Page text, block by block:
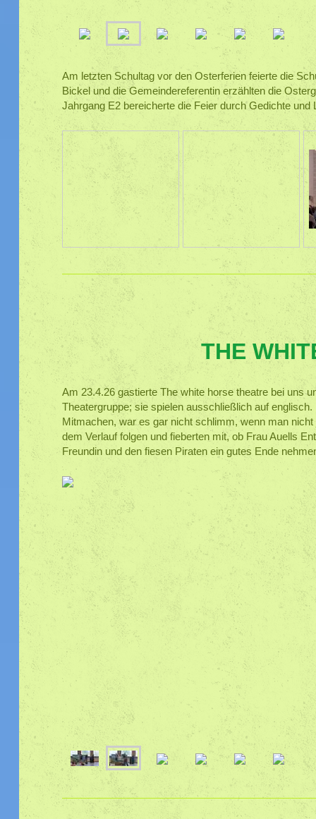
Am letzten Schultag vor den Osterferien feierte die
Bickel und die Gemeindereferentin erzählten die
Jahrgang E2 bereicherte die Feier durch Gedichte und
THE
Am 23.4.26 gastierte The white horse theatre bei uns
Theatergruppe; sie spielen ausschließlich auf
Mitmachen, war es gar nicht schlimm, wenn man
dem Verlauf folgen und fieberten mit, ob Frau Auells
Freundin und den fiesen Piraten ein gutes Ende